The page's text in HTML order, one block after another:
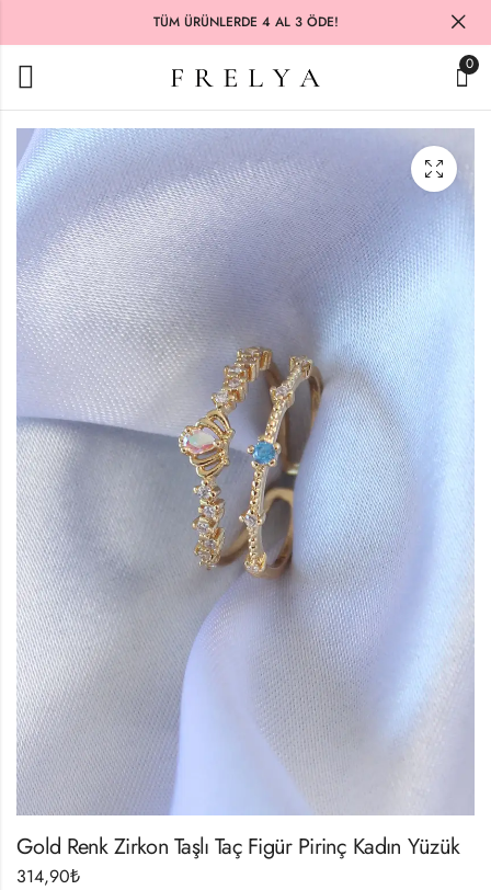
TÜM ÜRÜNLERDE 4 AL 3 ÖDE!
0
Gold Renk Zirkon Taşlı Taç Figür Pirinç Kadın Yüzük
314,90₺